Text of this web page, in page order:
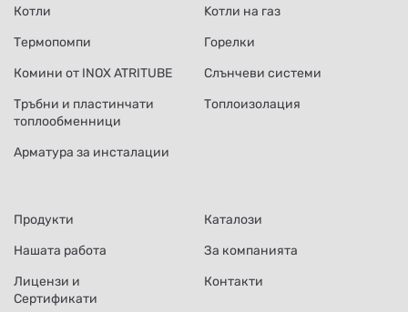
Котли
Kотли на газ
Термопомпи
Горелки
Комини от INOX ATRITUBE
Слънчеви системи
Тръбни и пластинчати
топлообменници
Топлоизолация
Арматура за инсталации
Продукти
Каталози
Нашата работа
За компанията
Лицензи и
Сертификати
Контакти